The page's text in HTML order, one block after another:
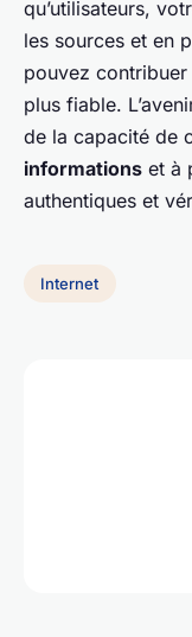
qu’utilisateurs,
les sources et en
pouvez
plus fiable.
de la capacité de
informations et à
authentiques et
Internet